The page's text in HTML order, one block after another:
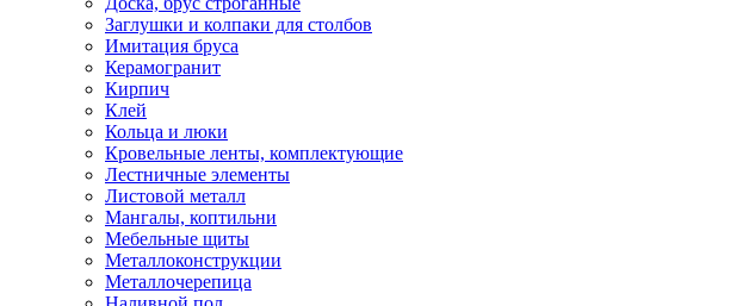
Заглушки и колпаки для столбов
Имитация бруса
Керамогранит
Кирпич
Клей
Кольца и люки
Кровельные ленты, комплектующие
Лестничные элементы
Листовой металл
Мангалы, коптильни
Мебельные щиты
Металлоконструкции
Металлочерепица